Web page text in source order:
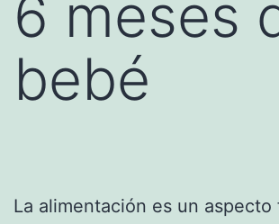
6 meses
bebé
La alimentación es un aspecto